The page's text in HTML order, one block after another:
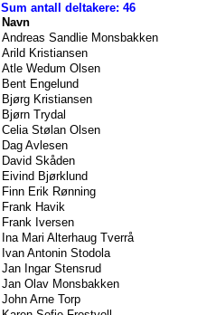
Sum antall deltakere: 46
Navn
Andreas Sandlie Monsbakken
Arild Kristiansen
Atle Wedum Olsen
Bent Engelund
Bjørg Kristiansen
Bjørn Trydal
Celia Stølan Olsen
Dag Avlesen
David Skåden
Eivind Bjørklund
Finn Erik Rønning
Frank Havik
Frank Iversen
Ina Mari Alterhaug Tverrå
Ivan Antonin Stodola
Jan Ingar Stensrud
Jan Olav Monsbakken
John Arne Torp